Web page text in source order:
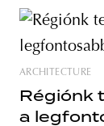
ARCHITECTURE
Régiónk
a